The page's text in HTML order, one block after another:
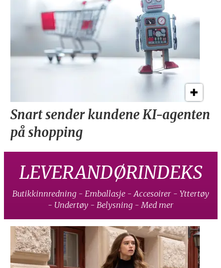
Snart sender kundeneKI-agenten
på shopping
LEVERANDØRINDEKS
Butikkinnredning - Emballasje - Accesoirer - Yttertøy
- Undertøy - Belysning - Med mer